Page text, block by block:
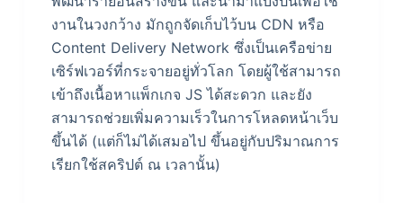
งานในวงกว้าง มักถูกจัดเก็บไว้บน CDN หรือ
Content Delivery Network ซึ่งเป็นเครือข่าย
เซิร์ฟเวอร์ที่กระจายอยู่ทั่วโลก โดยผู้ใช้สามารถ
เข้าถึงเนื้อหาแพ็กเกจ JS ได้สะดวก และยัง
สามารถช่วยเพิ่มความเร็วในการโหลดหน้าเว็บ
ขึ้นได้ (แต่ก็ไม่ได้เสมอไป ขึ้นอยู่กับปริมาณการ
เรียกใช้สคริปต์ ณ เวลานั้น)